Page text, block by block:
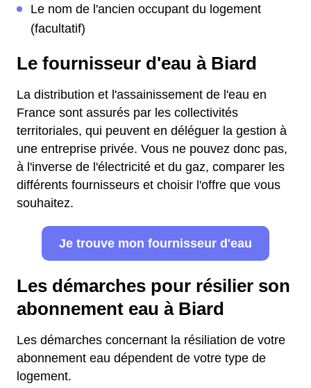
Le nom de l'ancien occupant du logement
(facultatif)
Le fournisseur d'eau à Biard
La distribution et l'assainissement de l'eau en
France sont assurés par les collectivités
territoriales, qui peuvent en déléguer la gestion à
une entreprise privée. Vous ne pouvez donc pas,
à l'inverse de l'électricité et du gaz, comparer les
différents fournisseurs et choisir l'offre que vous
souhaitez.
Je trouve mon fournisseur d'eau
Les démarches pour résilier son
abonnement eau à Biard
Les démarches concernant la résiliation de votre
abonnement eau dépendent de votre type de
logement.